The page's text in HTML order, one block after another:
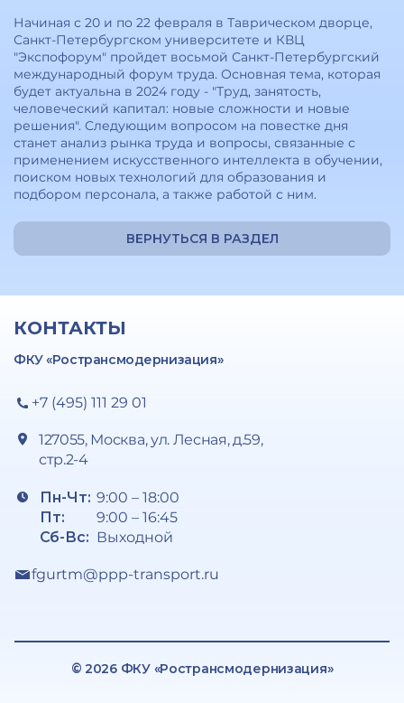
Начиная с 20 и по 22 февраля в Таврическом дворце,
Санкт-Петербургском университете и КВЦ
"Экспофорум" пройдет восьмой Санкт-Петербургский
международный форум труда. Основная тема, которая
будет актуальна в 2024 году - "Труд, занятость,
человеческий капитал: новые сложности и новые
решения". Следующим вопросом на повестке дня
станет анализ рынка труда и вопросы, связанные с
применением искусственного интеллекта в обучении,
поиском новых технологий для образования и
подбором персонала, а также работой с ним.
ВЕРНУТЬСЯ В РАЗДЕЛ
КОНТАКТЫ
ФКУ «Ространсмодернизация»
+7 (495) 111 29 01
127055, Москва, ул. Лесная, д.59,
стр.2-4
Пн-Чт:
Пт:
Сб-Вс:
9:00 – 18:00
9:00 – 16:45
Выходной
fgurtm@ppp-transport.ru
© 2026 ФКУ «Ространсмодернизация»